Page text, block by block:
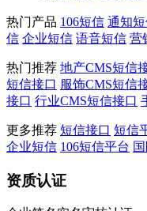
热门产品 106短信 通知
信 企业短信 语音短信 营
热门推荐 地产CMS短信
短信接口 服饰CMS短信
接口 行业CMS短信接口
更多推荐 短信接口 短信
企业短信 106短信平台
资质认证